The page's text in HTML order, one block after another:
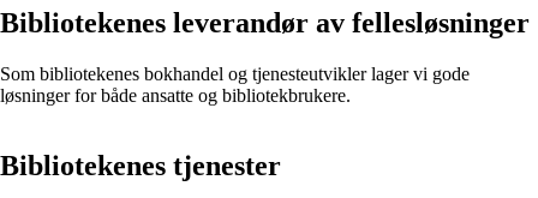
Bibliotekenes leverandør av fellesløsninger
Som bibliotekenes bokhandel og tjenesteutvikler lager vi gode
løsninger for både ansatte og bibliotekbrukere.
Bibliotekenes tjenester